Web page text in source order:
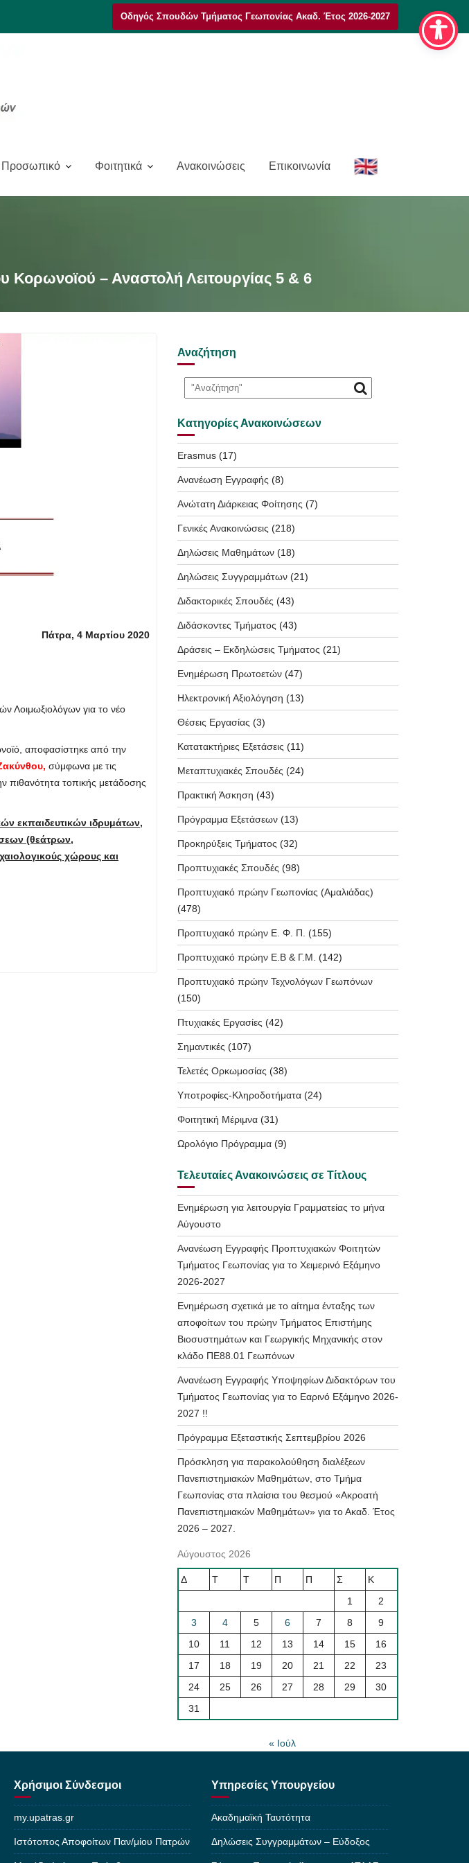
Οδηγός Σπουδών Τμήματος Γεωπονίας Ακαδ. Έτος 2026-2027
Προσωπικό Φοιτητικά Ανακοινώσεις Επικοινωνία
E
n
Κορωνοϊού – Αναστολή Λειτουργίας 5 & 6
Πάτρα, 4 Μαρτίου 2020
Λοιμωξιολόγων για το νέο
αποφασίστηκε από την
σύμφωνα με τις
τοπικής μετάδοσης
εκπαιδευτικών ιδρυμάτων,
(θεάτρων,
χώρους και
Αναζήτηση
Κατηγορίες Ανακοινώσεων
Erasmus(17)
Ανανέωση Εγγραφής (8)
Ανώτατη Διάρκειας Φοίτησης (7)
Γενικές Ανακοινώσεις (218)
Δηλώσεις Μαθημάτων(18)
Δηλώσεις Συγγραμμάτων(21)
Διδακτορικές Σπουδές (43)
Διδάσκοντες Τμήματος (43)
Δράσεις – Εκδηλώσεις Τμήματος (21)
Ενημέρωση Πρωτοετών(47)
Ηλεκτρονική Αξιολόγηση (13)
Θέσεις Εργασίας (3)
Κατατακτήριες Εξετάσεις (11)
Μεταπτυχιακές Σπουδές (24)
Πρακτική Άσκηση (43)
Πρόγραμμα Εξετάσεων(13)
Προκηρύξεις Τμήματος (32)
Προπτυχιακές Σπουδές (98)
Προπτυχιακό πρώην Γεωπονίας (Αμαλιάδας)
(478)
Προπτυχιακό πρώην Ε. Φ. Π. (155)
Προπτυχιακό πρώην Ε.Β & Γ.Μ. (142)
Προπτυχιακό πρώην Τεχνολόγων Γεωπόνων
(150)
Πτυχιακές Εργασίες (42)
Σημαντικές (107)
Τελετές Ορκωμοσίας (38)
Υποτροφίες-Κληροδοτήματα(24)
Φοιτητική Μέριμνα(31)
Ωρολόγιο Πρόγραμμα(9)
Τελευταίες Ανακοινώσεις σε Τίτλους
Ενημέρωση για λειτουργία Γραμματείας το μήνα
Αύγουστο
Ανανέωση Εγγραφής Προπτυχιακών Φοιτητών
Τμήματος Γεωπονίας για το Χειμερινό Εξάμηνο
2026-2027
Ενημέρωση σχετικά με το αίτημα ένταξης των
αποφοίτων του πρώην Τμήματος Επιστήμης
Βιοσυστημάτων και Γεωργικής Μηχανικής στον
κλάδο ΠΕ88.01 Γεωπόνων
Ανανέωση Εγγραφής Υποψηφίων Διδακτόρων του
Τμήματος Γεωπονίας για το Εαρινό Εξάμηνο 2026-
2027 !!
Πρόγραμμα Εξεταστικής Σεπτεμβρίου 2026
Πρόσκληση για παρακολούθηση διαλέξεων
Πανεπιστημιακών Μαθημάτων, στο Τμήμα
Γεωπονίας στα πλαίσια του θεσμού «Ακροατή
Πανεπιστημιακών Μαθημάτων» για το Ακαδ. Έτος
2026 – 2027.
Αύγουστος 2026
Δ Τ Τ Π Π Σ
Κ
1
2
3
4 5 6 7 8
9
10
11 12 13 14 15
16
17
18 19 20 21 22
23
24
25 26 27 28 29
30
31
« Ιούλ
Χρήσιμοι Σύνδεσμοι
my.upatras.gr
Ιστότοπος Αποφοίτων Παν/μίου Πατρών
Υπηρεσίες Υπουργείου
Ακαδημαϊκή Ταυτότητα
Δηλώσεις Συγγραμμάτων – Εύδοξος